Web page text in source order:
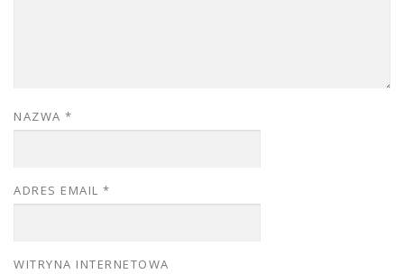
NAZWA *
ADRES EMAIL *
WITRYNA INTERNETOWA